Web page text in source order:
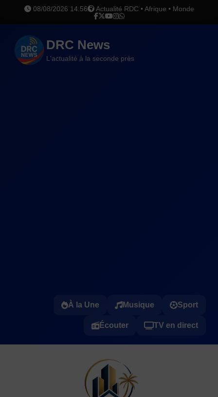
08/08/2026 14:56 Actualité RDC • Afrique • Monde
DRC News
L'actualité à la seconde près
À la Une Musique Sport
Écouter TV en direct